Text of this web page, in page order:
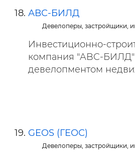
АВС-БИЛД
Девелоперы, застройщики,
Инвестиционно-
компания "ABC-БИЛД"
девелопментом
GEOS (ГЕОС)
Девелоперы, застройщики,